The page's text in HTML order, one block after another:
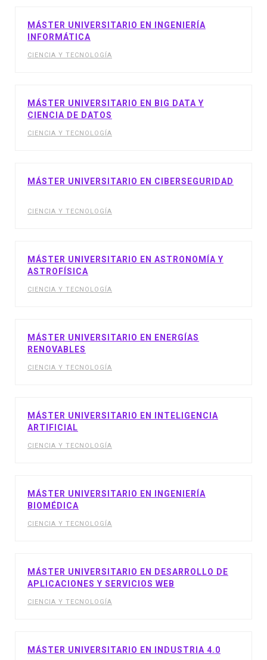
MÁSTER UNIVERSITARIO EN INGENIERÍA
INFORMÁTICA
CIENCIA Y TECNOLOGÍA
MÁSTER UNIVERSITARIO EN BIG DATA Y
CIENCIA DE DATOS
CIENCIA Y TECNOLOGÍA
MÁSTER UNIVERSITARIO EN CIBERSEGURIDAD
CIENCIA Y TECNOLOGÍA
MÁSTER UNIVERSITARIO EN ASTRONOMÍA Y
ASTROFÍSICA
CIENCIA Y TECNOLOGÍA
MÁSTER UNIVERSITARIO EN ENERGÍAS
RENOVABLES
CIENCIA Y TECNOLOGÍA
MÁSTER UNIVERSITARIO EN INTELIGENCIA
ARTIFICIAL
CIENCIA Y TECNOLOGÍA
MÁSTER UNIVERSITARIO EN INGENIERÍA
BIOMÉDICA
CIENCIA Y TECNOLOGÍA
MÁSTER UNIVERSITARIO EN DESARROLLO DE
APLICACIONES Y SERVICIOS WEB
CIENCIA Y TECNOLOGÍA
MÁSTER UNIVERSITARIO EN INDUSTRIA 4.0